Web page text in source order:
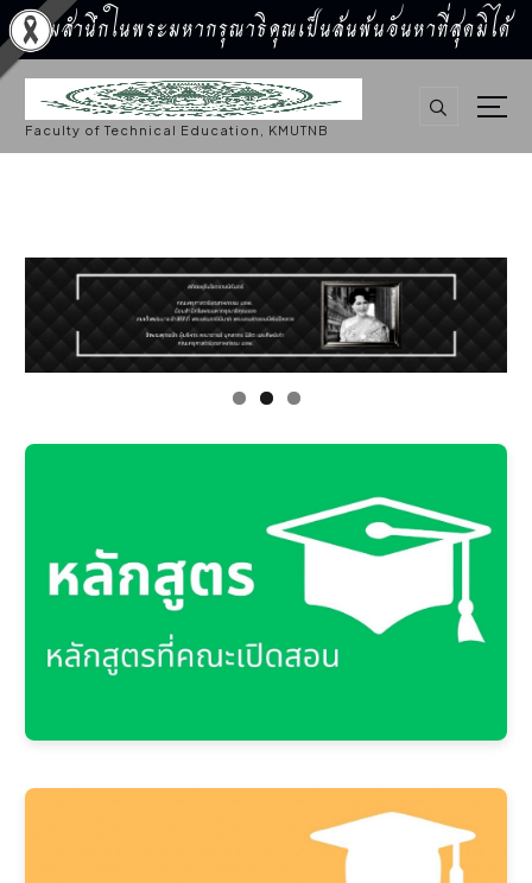
น้อมสำนึกในพระมหากรุณาธิคุณเป็นล้นพ้นอันหาที่สุดมิได้
S
k
o
Faculty of Technical Education, KMUTNB